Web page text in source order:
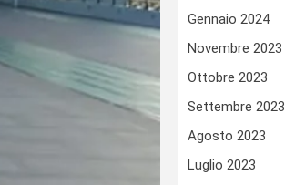
Gennaio 2024
Novembre 2023
Ottobre 2023
Settembre 2023
Agosto 2023
Luglio 2023